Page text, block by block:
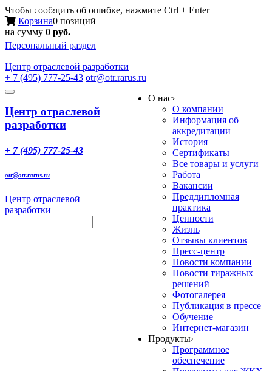
Чтобы сообщить об ошибке, нажмите Ctrl + Enter
Корзина0 позиций
на сумму 0 руб.
Персональный раздел
Центр отраслевой разработки
+ 7 (495) 777-25-43 otr@otr.rarus.ru
Toggle
Меню
Центр отраслевой
разработки
+ 7 (495) 777-25-43
otr@otr.rarus.ru
Центр отраслевой
разработки
О нас›
О компании
Информация об
аккредитации
История
Сертификаты
Все товары и услуги
Работа
Вакансии
Преддипломная
практика
Ценности
Жизнь
Отзывы клиентов
Пресс-центр
Новости компании
Новости тиражных
решений
Фотогалерея
Публикация в прессе
Обучение
Интернет-магазин
Продукты›
Программное
обеспечение